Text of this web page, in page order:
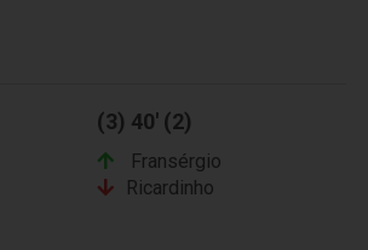
(3) 40' (2)
Fransérgio
Ricardinho